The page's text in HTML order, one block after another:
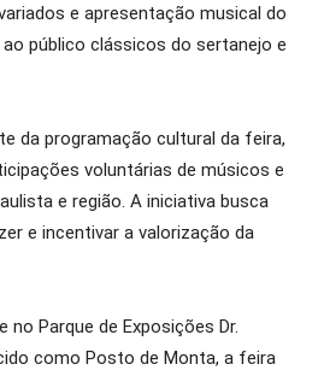
e apresentação musical do
público clássicos do sertanejo e
da programação cultural da feira,
voluntárias de músicos e
e região. A iniciativa busca
e incentivar a valorização da
no Parque de Exposições Dr.
como Posto de Monta, a feira